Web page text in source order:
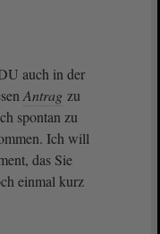
auch in der
Antrag zu
spontan zu
Ich will
das Sie
einmal kurz